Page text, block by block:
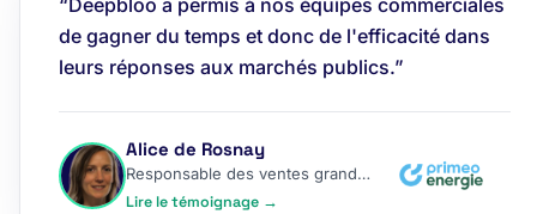
“Deepbloo a permis à nos équipes commerciales
de gagner du temps et donc de l'efficacité dans
leurs réponses aux marchés publics.”
Alice de Rosnay
Responsable des ventes grands comptes
Lire le témoignage →